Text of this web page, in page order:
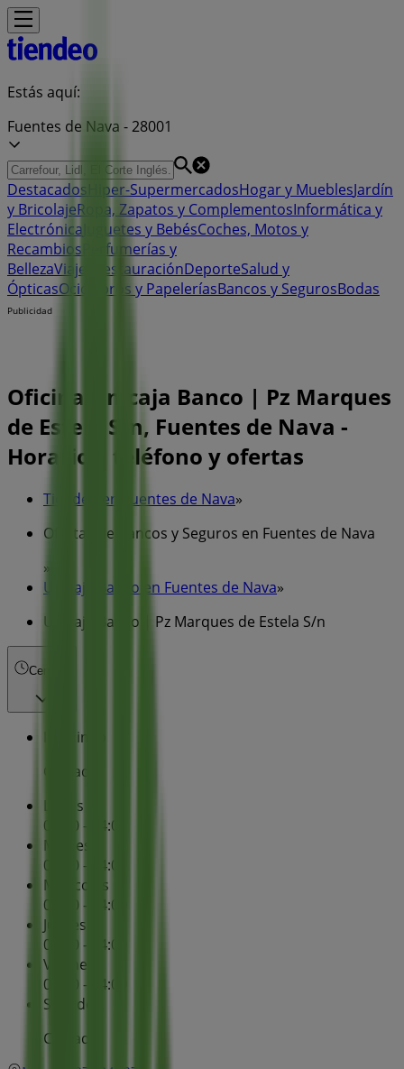
Estás aquí:
Fuentes de Nava - 28001
Destacados Hiper-SupermercadosHogar y MueblesJardín
y BricolajeRopa, Zapatos y ComplementosInformática y
Electrónica Juguetes y BebésCoches, Motos y
Recambios Perfumerías y
BellezaViajes RestauraciónDeporteSalud y
ÓpticasOcio Libros y PapeleríasBancos y SegurosBodas
Publicidad
Oficina Unicaja Banco | Pz Marques
de Estela S/n, Fuentes de Nava -
Horarios, teléfono y ofertas
Tiendeo en Fuentes de Nava»
Ofertas de Bancos y Seguros en Fuentes de Nava
»
Unicaja Banco en Fuentes de Nava»
Unicaja Banco | Pz Marques de Estela S/n
Cerrado
Domingo
Cerrado
Lunes
09:00 - 14:00
Martes
09:00 - 14:00
Miércoles
09:00 - 14:00
Jueves
09:00 - 14:00
Viernes
09:00 - 14:00
Sábado
Cerrado